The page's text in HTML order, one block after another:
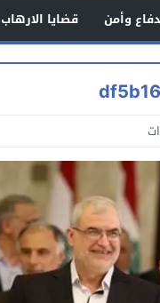
دفاع وأمن قضايا الارهاب